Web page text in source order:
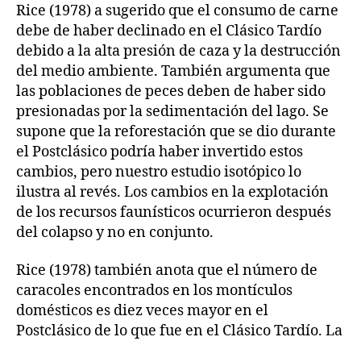
Rice (1978) a sugerido que el consumo de carne
debe de haber declinado en el Clásico Tardío
debido a la alta presión de caza y la destrucción
del medio ambiente. También argumenta que
las poblaciones de peces deben de haber sido
presionadas por la sedimentación del lago. Se
supone que la reforestación que se dio durante
el Postclásico podría haber invertido estos
cambios, pero nuestro estudio isotópico lo
ilustra al revés. Los cambios en la explotación
de los recursos faunísticos ocurrieron después
del colapso y no en conjunto.
Rice (1978) también anota que el número de
caracoles encontrados en los montículos
domésticos es diez veces mayor en el
Postclásico de lo que fue en el Clásico Tardío. La